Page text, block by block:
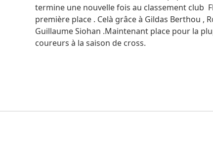
termine une nouvelle fois au classement club
première place . Celà grâce à Gildas Berthou ,
Guillaume Siohan .Maintenant place pour la
coureurs à la saison de cross.